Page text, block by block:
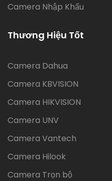
Camera Nhập Khẩu
Thương Hiệu Tốt
Camera Dahua
Camera KBVISION
Camera HIKVISION
Camera UNV
Camera Vantech
Camera Hilook
Camera Trọn bộ